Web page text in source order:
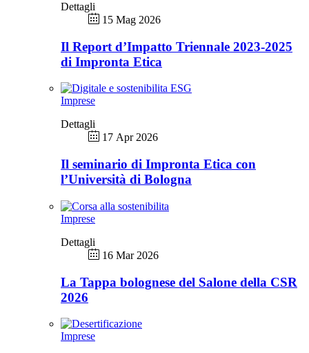
Dettagli
15 Mag 2026
Il Report d’Impatto Triennale 2023-2025
di Impronta Etica
Imprese
Dettagli
17 Apr 2026
Il seminario di Impronta Etica con
l’Università di Bologna
Imprese
Dettagli
16 Mar 2026
La Tappa bolognese del Salone della CSR
2026
Imprese